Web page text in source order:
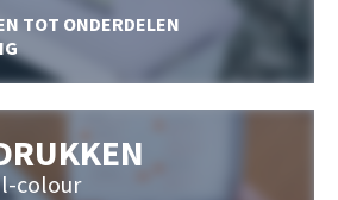
TOT ONDERDELEN
colour